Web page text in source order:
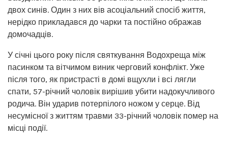
двох синів. Один з них вів асоціальний спосіб життя,
нерідко прикладався до чарки та постійно ображав
домочадців.
У січні цього року після святкування Водохреща між
пасинком та вітчимом виник черговий конфлікт. Уже
після того, як пристрасті в домі вщухли і всі лягли
спати, 57-річний чоловік вирішив убити надокучливого
родича. Він ударив потерпілого ножом у серце. Від
несумісної з життям травми 33-річний чоловік помер на
місці події.